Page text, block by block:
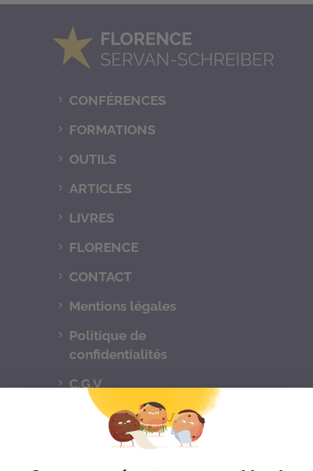
CONFÉRENCES
FORMATIONS
OUTILS
ARTICLES
LIVRES
FLORENCE
CONTACT
Mentions légales
Politique de
confidentialités
C.G.V
Suivez-nous